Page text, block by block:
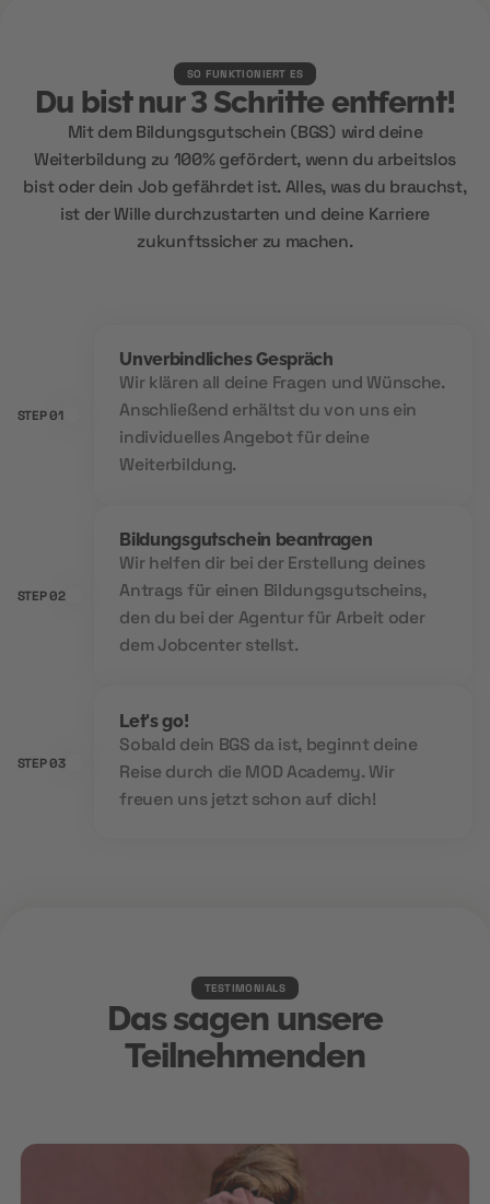
SO FUNKTIONIERT ES
Du bist nur 3 Schritte entfernt!
Mit dem Bildungsgutschein (BGS) wird deine
Weiterbildung zu 100% gefördert, wenn du arbeitslos
bist oder dein Job gefährdet ist. Alles, was du brauchst,
ist der Wille durchzustarten und deine Karriere
zukunftssicher zu machen.
STEP 01
Unverbindliches Gespräch
Wir klären all deine Fragen und Wünsche.
Anschließend erhältst du von uns ein
individuelles Angebot für deine
Weiterbildung.
STEP 02
Bildungsgutschein beantragen
Wir helfen dir bei der Erstellung deines
Antrags für einen Bildungsgutscheins,
den du bei der Agentur für Arbeit oder
dem Jobcenter stellst.
STEP 03
Let's go!
Sobald dein BGS da ist, beginnt deine
Reise durch die MOD Academy. Wir
freuen uns jetzt schon auf dich!
TESTIMONIALS
Das sagen unsere
Teilnehmenden